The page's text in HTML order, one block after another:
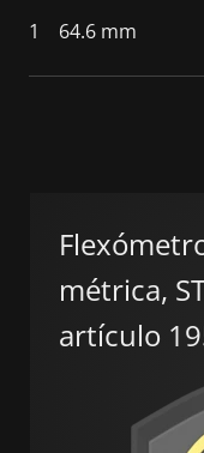
1 64.6 mm
métrica,
artículo